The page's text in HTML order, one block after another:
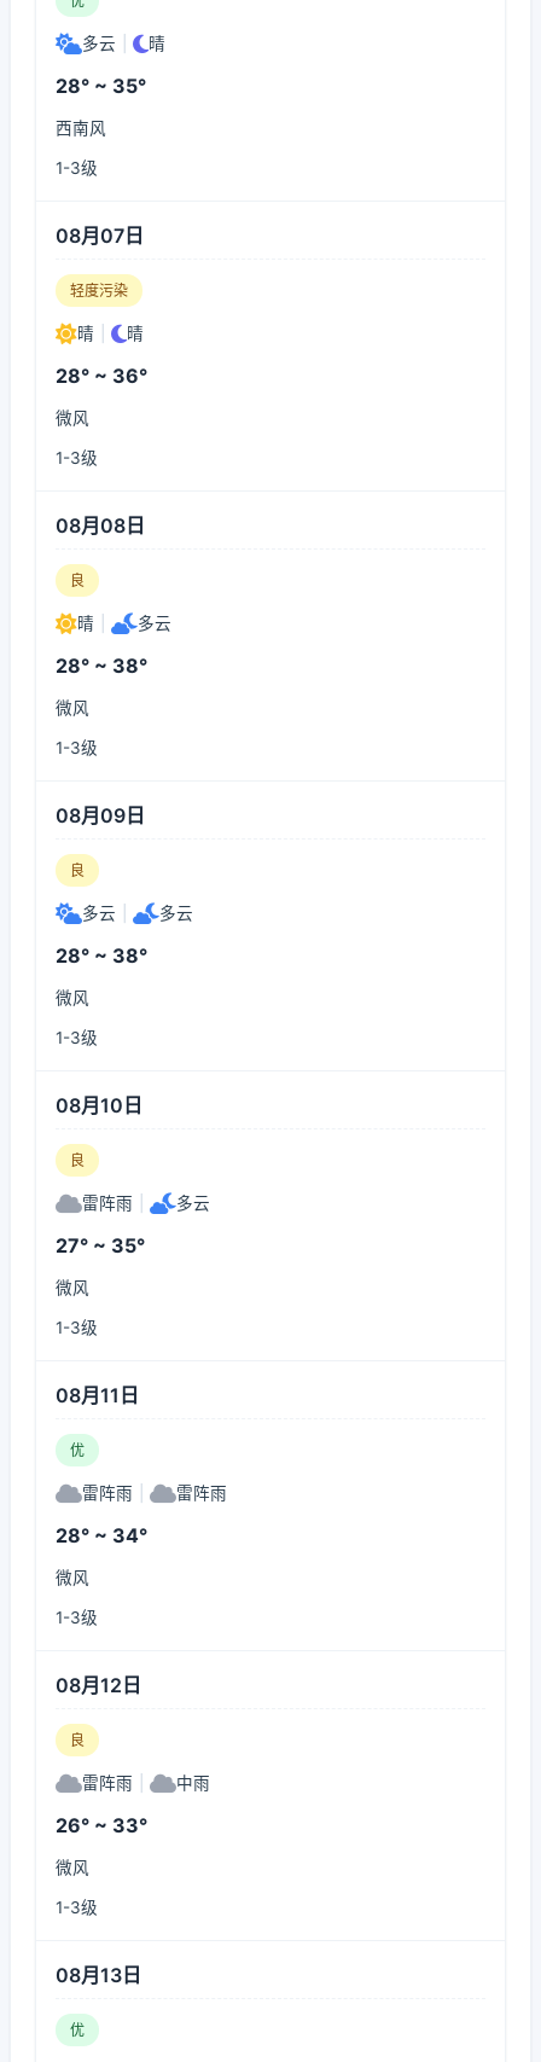
多云 晴
28° ~ 35°
西南风
1-3级
08月07日
轻度污染
晴 晴
28° ~ 36°
微风
1-3级
08月08日
良
晴 多云
28° ~ 38°
微风
1-3级
08月09日
良
多云 多云
28° ~ 38°
微风
1-3级
08月10日
良
雷阵雨 多云
27° ~ 35°
微风
1-3级
08月11日
优
雷阵雨 雷阵雨
28° ~ 34°
微风
1-3级
08月12日
良
雷阵雨 中雨
26° ~ 33°
微风
1-3级
08月13日
优